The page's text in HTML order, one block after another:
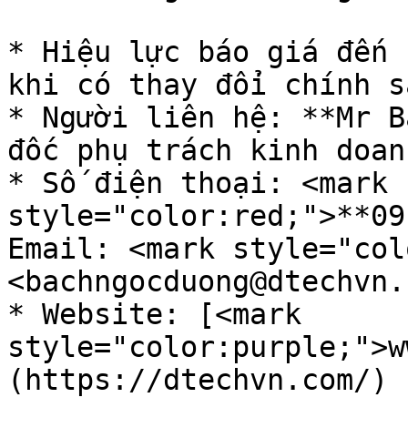
* Hiệu lực báo giá đến
khi có thay đổi chính
* Người liên hệ: **Mr
đốc phụ trách kinh
* Số điện thoại: <mark
Email: <mark
* Website: [<mark
(https://dtechvn.com/)